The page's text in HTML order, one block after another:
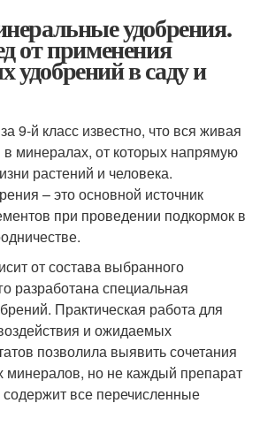
удобрения.
от применения
в саду и
9-й класс известно, что вся живая
в минералах, от которых напрямую
растений и человека.
– это основной источник
при проведении подкормок в
от состава выбранного
разработана специальная
Практическая работа для
и ожидаемых
позволила выявить сочетания
минералов, но не каждый препарат
все перечисленные